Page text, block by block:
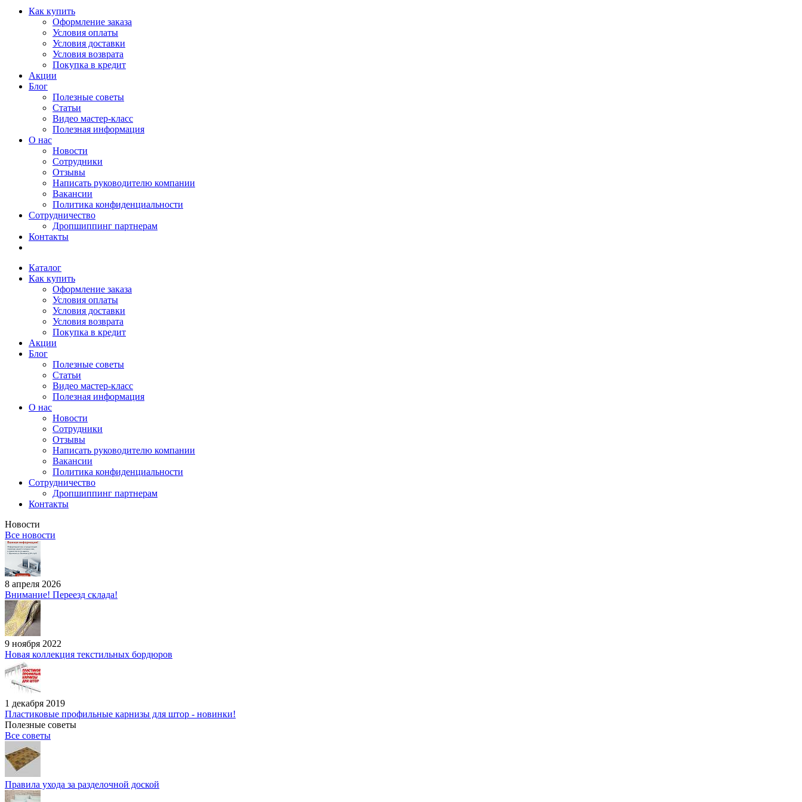
Как купить
Оформление заказа
Условия оплаты
Условия доставки
Условия возврата
Покупка в кредит
Акции
Блог
Полезные советы
Статьи
Видео мастер-класс
Полезная информация
О нас
Новости
Сотрудники
Отзывы
Написать руководителю компании
Вакансии
Политика конфиденциальности
Сотрудничество
Дропшиппинг партнерам
Контакты
Каталог
Как купить
Оформление заказа
Условия оплаты
Условия доставки
Условия возврата
Покупка в кредит
Акции
Блог
Полезные советы
Статьи
Видео мастер-класс
Полезная информация
О нас
Новости
Сотрудники
Отзывы
Написать руководителю компании
Вакансии
Политика конфиденциальности
Сотрудничество
Дропшиппинг партнерам
Контакты
Новости
Все новости
8 апреля 2026
Внимание! Переезд склада!
9 ноября 2022
Новая коллекция текстильных бордюров
1 декабря 2019
Пластиковые профильные карнизы для штор - новинки!
Полезные советы
Все советы
Правила ухода за разделочной доской